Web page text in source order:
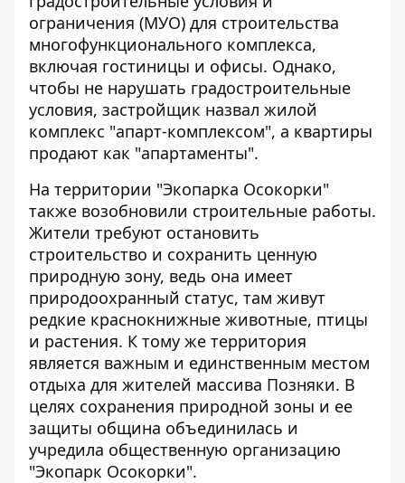
ограничения (МУО) для строительства
многофункционального комплекса,
включая гостиницы и офисы. Однако,
чтобы не нарушать градостроительные
условия, застройщик назвал жилой
комплекс "апарт-комплексом", а квартиры
продают как "апартаменты".
На территории "Экопарка Осокорки"
также возобновили строительные работы.
Жители требуют остановить
строительство и сохранить ценную
природную зону, ведь она имеет
природоохранный статус, там живут
редкие краснокнижные животные, птицы
и растения. К тому же территория
является важным и единственным местом
отдыха для жителей массива Позняки. В
целях сохранения природной зоны и ее
защиты община объединилась и
учредила общественную организацию
"Экопарк Осокорки".